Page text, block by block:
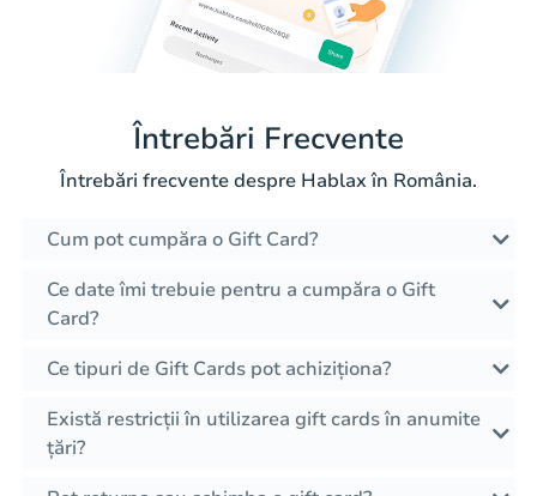
Întrebări Frecvente
Întrebări frecvente despre Hablax în România.
Cum pot cumpăra o Gift Card?
Ce date îmi trebuie pentru a cumpăra o Gift
Card?
Ce tipuri de Gift Cards pot achiziționa?
Există restricții în utilizarea gift cards în anumite
țări?